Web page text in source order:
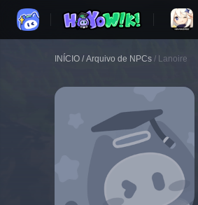
INÍCIO / Arquivo de NPCs / Lanoire